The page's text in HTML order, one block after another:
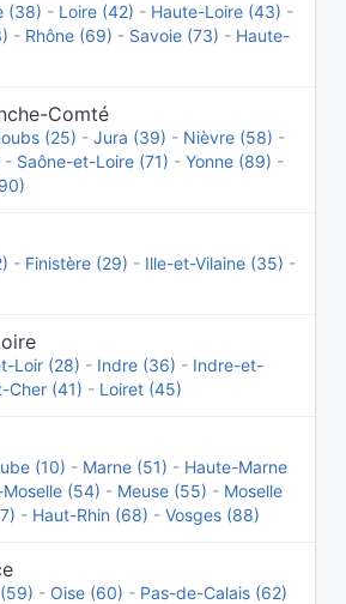
(38) - Loire (42) - Haute-Loire (43) -
- Rhône (69) - Savoie (73) - Haute-
Comté
(25) - Jura (39) - Nièvre (58) -
- Saône-et-Loire (71) - Yonne (89) -
- Finistère (29) - Ille-et-Vilaine (35) -
Loir (28) - Indre (36) - Indre-et-
Cher (41) - Loiret (45)
(10) - Marne (51) - Haute-Marne
(54) - Meuse (55) - Moselle
- Haut-Rhin (68) - Vosges (88)
- Oise (60) - Pas-de-Calais (62)